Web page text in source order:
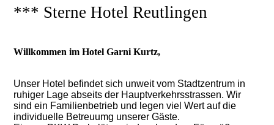
*** Sterne Hotel Reutlingen
Willkommen im Hotel Garni Kurtz,
Unser Hotel befindet sich unweit vom Stadtzentrum in
ruhiger Lage abseits der Hauptverkehrsstrassen. Wir
sind ein Familienbetrieb und legen viel Wert auf die
individuelle Betreuumg unserer Gäste.